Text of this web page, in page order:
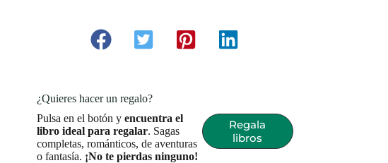
¿Quieres hacer un regalo?
Pulsa en el botón y encuentra el
libro ideal para regalar. Sagas
completas, románticos, de aventuras
o fantasía. ¡No te pierdas ninguno!
Regala
libros